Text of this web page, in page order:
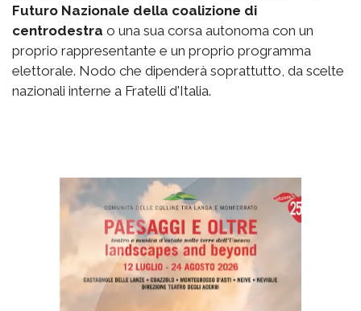
Futuro Nazionale della coalizione di
centrodestra o una sua corsa autonoma con un
proprio rappresentante e un proprio programma
elettorale. Nodo che dipenderà soprattutto, da scelte
nazionali interne a Fratelli d'Italia.